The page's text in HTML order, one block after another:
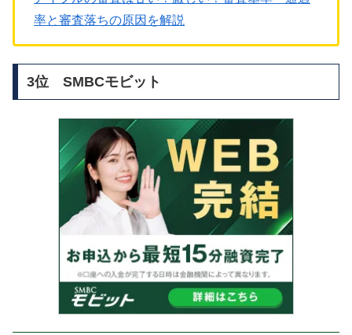
率と審査落ちの原因を解説
3位 SMBCモビット